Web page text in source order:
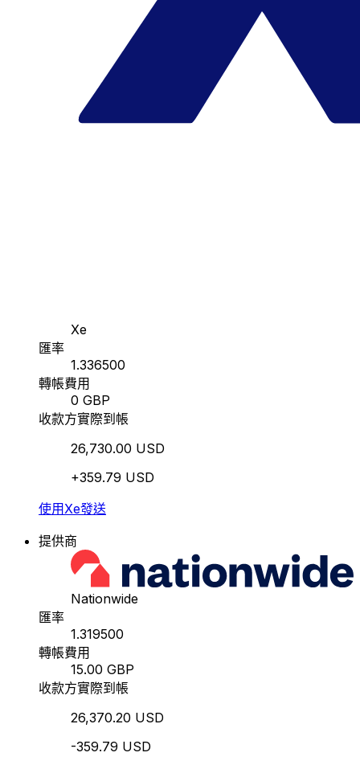
Xe
匯率
1.336500
轉帳費用
0 GBP
收款方實際到帳
26,730.00 USD
+359.79 USD
使用Xe發送
提供商
Nationwide
匯率
1.319500
轉帳費用
15.00 GBP
收款方實際到帳
26,370.20 USD
-359.79 USD